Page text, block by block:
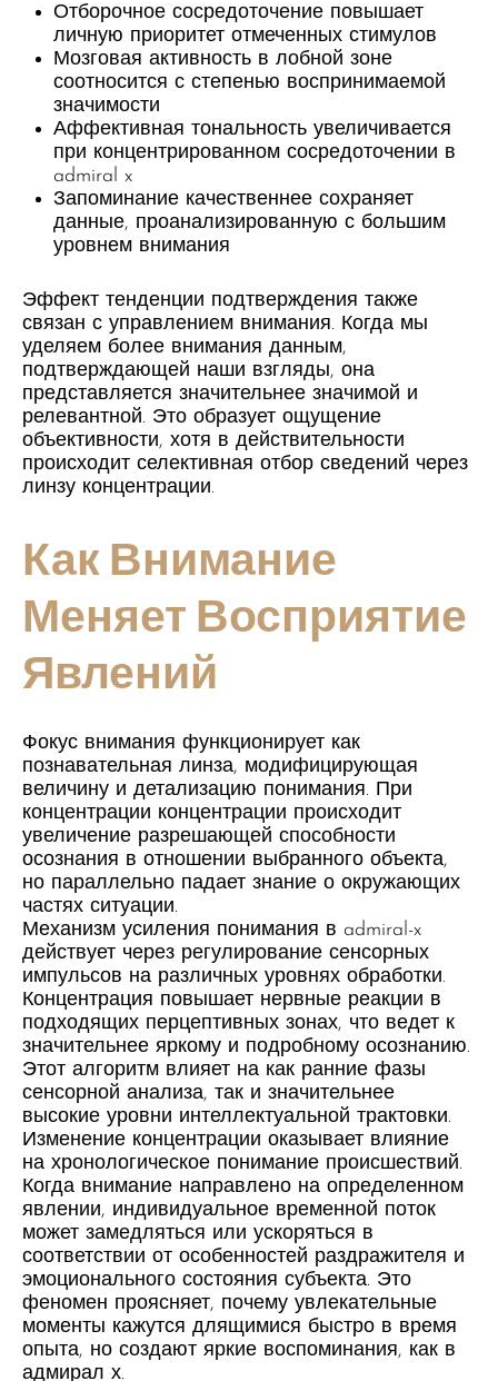
Отборочное сосредоточение повышает
личную приоритет отмеченных стимулов
Мозговая активность в лобной зоне
соотносится с степенью воспринимаемой
значимости
Аффективная тональность увеличивается
при концентрированном сосредоточении в
admiral x
Запоминание качественнее сохраняет
данные, проанализированную с большим
уровнем внимания
Эффект тенденции подтверждения также
связан с управлением внимания. Когда мы
уделяем более внимания данным,
подтверждающей наши взгляды, она
представляется значительнее значимой и
релевантной. Это образует ощущение
объективности, хотя в действительности
происходит селективная отбор сведений через
линзу концентрации.
Как Внимание
Меняет Восприятие
Явлений
Фокус внимания функционирует как
познавательная линза, модифицирующая
величину и детализацию понимания. При
концентрации концентрации происходит
увеличение разрешающей способности
осознания в отношении выбранного объекта,
но параллельно падает знание о окружающих
частях ситуации.
Механизм усиления понимания в admiral-x
действует через регулирование сенсорных
импульсов на различных уровнях обработки.
Концентрация повышает нервные реакции в
подходящих перцептивных зонах, что ведет к
значительнее яркому и подробному осознанию.
Этот алгоритм влияет на как ранние фазы
сенсорной анализа, так и значительнее
высокие уровни интеллектуальной трактовки.
Изменение концентрации оказывает влияние
на хронологическое понимание происшествий.
Когда внимание направлено на определенном
явлении, индивидуальное временной поток
может замедляться или ускоряться в
соответствии от особенностей раздражителя и
эмоционального состояния субъекта. Это
феномен проясняет, почему увлекательные
моменты кажутся длящимися быстро в время
опыта, но создают яркие воспоминания, как в
адмирал х.